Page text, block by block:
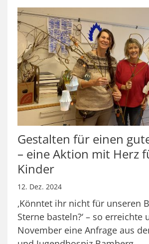
Gestalten für einen
– eine Aktion mit Herz
Kinder
12. Dez. 2024
‚Könntet ihr nicht für unseren
Sterne basteln?‘ – so erreichte
November eine Anfrage aus